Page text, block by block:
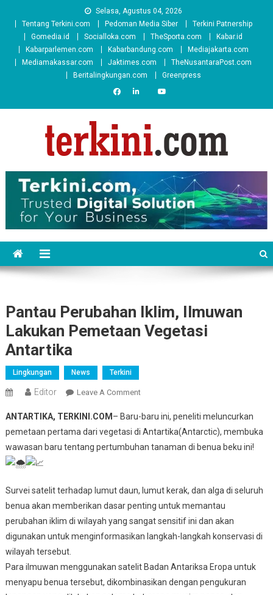
Selasa, Agustus 04, 2026
Tentang Terkini.com
Pedoman Media Siber
Terkini Patnership
Gomedia.id
Socialloka.com TheSporta.com
Kabar.id
Kabarparlemen.com
Kabarbandung.com
Mediajakarta.com
Mediamakassar.com
Jaktimes.com
TheNusantaraPost.com
Beritalingkungan.com
Greenpress
Pantau Perubahan Iklim, Ilmuwan
Lakukan Pemetaan Vegetasi
Antartika
Lingkungan News Terkini
Editor Leave A CommentOn
Perubahan
Iklim,
Ilmuwan
Vegetasi
Antartika
ANTARTIKA, TERKINI.COM – Baru-baru ini, peneliti meluncurkan
pemetaan pertama dari vegetasi di Antartika(Antarctic), membuka
wawasan baru tentang pertumbuhan tanaman di benua beku ini!
Survei satelit terhadap lumut daun, lumut kerak, dan alga di seluruh
benua akan memberikan dasar penting untuk memantau
perubahan iklim di wilayah yang sangat sensitif ini dan akan
digunakan untuk menginformasikan langkah-langkah konservasi di
wilayah tersebut.
Para ilmuwan menggunakan satelit Badan Antariksa Eropa untuk
menyapu benua tersebut, dikombinasikan dengan pengukuran